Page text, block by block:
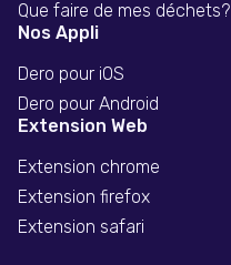
Que faire de mes déchets?
Nos Appli
Dero pour iOS
Dero pour Android
Extension Web
Extension chrome
Extension firefox
Extension safari